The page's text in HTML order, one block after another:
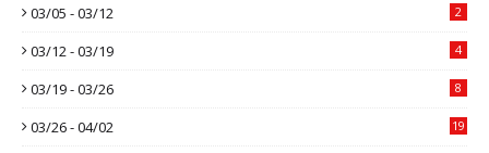
03/05 - 03/12 2
03/12 - 03/19 4
03/19 - 03/26 8
03/26 - 04/02 19